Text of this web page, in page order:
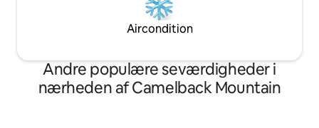
Aircondition
Andre populære seværdigheder i
nærheden af Camelback Mountain